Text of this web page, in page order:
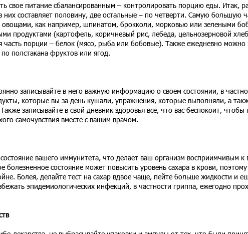
свое питание сбалансированным – контролировать порцию еды. Итак,
них составляет половину, две остальные – по четверти. Самую большую
овощами, как например, шпинатом, брокколи, морковью или зелеными
продуктами (картофель, коричневый рис, лебеда, цельнозерновой
часть порции – белок (мясо, рыба или бобовые). Также ежедневно можно
полстакана фруктов или ягод.
записывайте в него важную информацию о своем состоянии, в
которые вы за день кушали, упражнения, которые выполняли, а
записывайте в свой дневник здоровья все, что вас беспокоит, чтобы
самочувствия вместе с вашим врачом.
вашего иммунитета, что делает ваш организм восприимчивым к
болезненное состояние может повысить уровень сахара в крови, поэтому
Болея, делайте тест на сахар вдвое чаще, пейте больше жидкости и
эпидемиологических инфекций, в частности гриппа, ежегодно